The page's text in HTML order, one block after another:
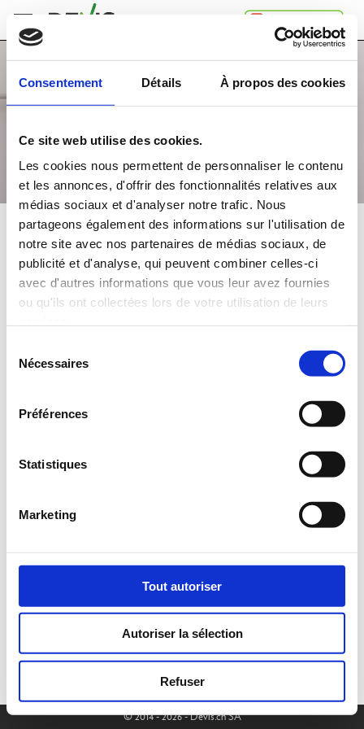
Consentement Détails À propos des cookies
Ce site web utilise des cookies.
Les cookies nous permettent de personnaliser le contenu
et les annonces, d'offrir des fonctionnalités relatives aux
médias sociaux et d'analyser notre trafic. Nous
partageons également des informations sur l'utilisation de
notre site avec nos partenaires de médias sociaux, de
publicité et d'analyse, qui peuvent combiner celles-ci
avec d'autres informations que vous leur avez fournies
ou qu'ils ont collectées lors de votre utilisation de leurs
Nécessaires
Préférences
Statistiques
Marketing
Tout autoriser
Autoriser la sélection
Refuser
Accueil
ça
A
propos
Devis.ch
SA
Contact
Espace
entreprises
Mentions
légales
CHAUFFAGE MAZOUT
Comparezgratuitement
jusqu'à 4 devis
et choisissez lameilleure offre
Dans quelle région souhaitez-vous faire vos travaux?
© 2014 - 2026 - Devis.ch SA